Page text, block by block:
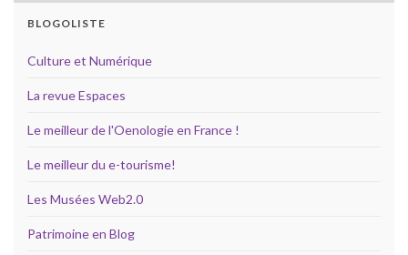
BLOGOLISTE
Culture et Numérique
La revue Espaces
Le meilleur de l'Oenologie en France !
Le meilleur du e-tourisme!
Les Musées Web2.0
Patrimoine en Blog